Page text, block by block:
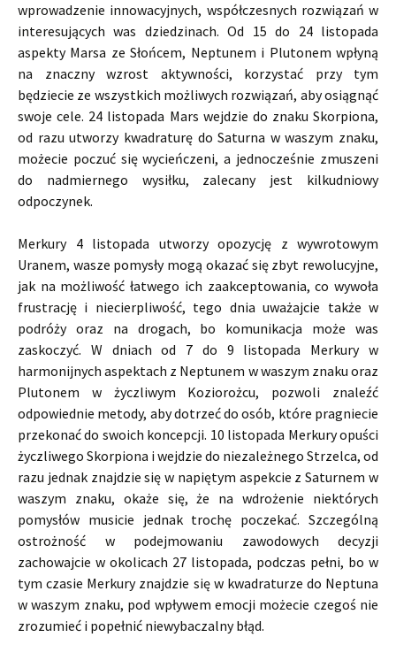
wprowadzenie innowacyjnych, współczesnych rozwiązań w
interesujących was dziedzinach. Od 15 do 24 listopada
aspekty Marsa ze Słońcem, Neptunem i Plutonem wpłyną
na znaczny wzrost aktywności, korzystać przy tym
będziecie ze wszystkich możliwych rozwiązań, aby osiągnąć
swoje cele. 24 listopada Mars wejdzie do znaku Skorpiona,
od razu utworzy kwadraturę do Saturna w waszym znaku,
możecie poczuć się wycieńczeni, a jednocześnie zmuszeni
do nadmiernego wysiłku, zalecany jest kilkudniowy
odpoczynek.
Merkury 4 listopada utworzy opozycję z wywrotowym
Uranem, wasze pomysły mogą okazać się zbyt rewolucyjne,
jak na możliwość łatwego ich zaakceptowania, co wywoła
frustrację i niecierpliwość, tego dnia uważajcie także w
podróży oraz na drogach, bo komunikacja może was
zaskoczyć. W dniach od 7 do 9 listopada Merkury w
harmonijnych aspektach z Neptunem w waszym znaku oraz
Plutonem w życzliwym Koziorożcu, pozwoli znaleźć
odpowiednie metody, aby dotrzeć do osób, które pragniecie
przekonać do swoich koncepcji. 10 listopada Merkury opuści
życzliwego Skorpiona i wejdzie do niezależnego Strzelca, od
razu jednak znajdzie się w napiętym aspekcie z Saturnem w
waszym znaku, okaże się, że na wdrożenie niektórych
pomysłów musicie jednak trochę poczekać. Szczególną
ostrożność w podejmowaniu zawodowych decyzji
zachowajcie w okolicach 27 listopada, podczas pełni, bo w
tym czasie Merkury znajdzie się w kwadraturze do Neptuna
w waszym znaku, pod wpływem emocji możecie czegoś nie
zrozumieć i popełnić niewybaczalny błąd.